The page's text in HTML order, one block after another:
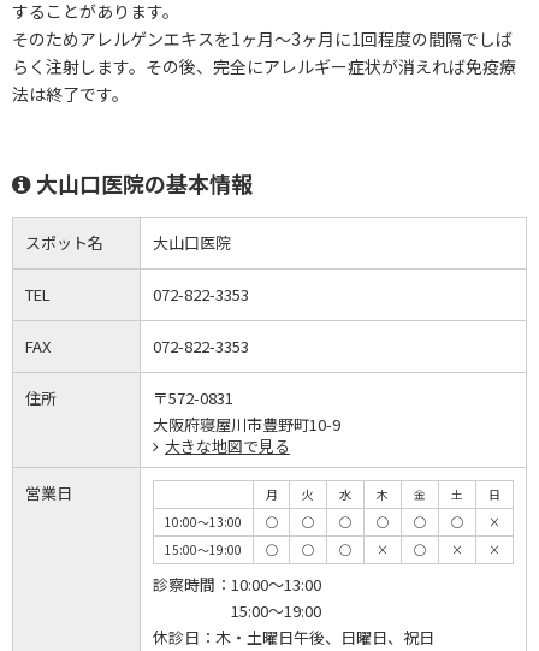
することがあります。
そのためアレルゲンエキスを1ヶ月～3ヶ月に1回程度の間隔でしば
らく注射します。その後、完全にアレルギー症状が消えれば免疫療
法は終了です。
大山口医院の基本情報
スポット名 大山口医院
TEL 072-822-3353
FAX 072-822-3353
住所
〒572-0831
大阪府寝屋川市豊野町10-9
大きな地図で見る
営業日 月 火 水 木 金 土
日
10:00～13:00
◯ ◯ ◯ ◯ ◯ ◯
×
15:00～19:00
◯ ◯ ◯ × ◯ × ×
診察時間： 10:00～13:00
15:00～19:00
休診日： 木・土曜日午後、日曜日、祝日